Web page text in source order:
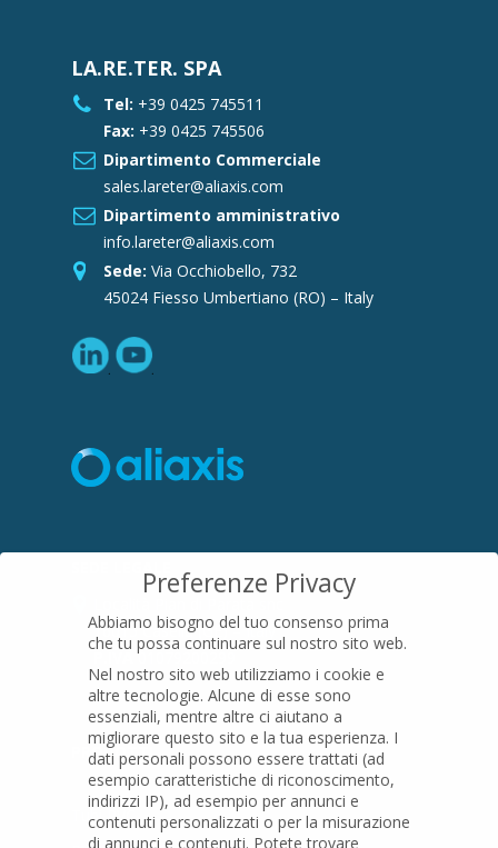
LA.RE.TER. SPA
Tel: +39 0425 745511
Fax: +39 0425 745506
Dipartimento Commerciale
sales.lareter@aliaxis.com
Dipartimento amministrativo
info.lareter@aliaxis.com
Sede: Via Occhiobello, 732
45024 Fiesso Umbertiano (RO) – Italy
16015 Casella (GE) – Italy
01079200299
PRODOTTI
Tubi PVC
Preferenze Privacy
Abbiamo bisogno del tuo consenso prima
che tu possa continuare sul nostro sito web.
Nel nostro sito web utilizziamo i cookie e
altre tecnologie. Alcune di esse sono
essenziali, mentre altre ci aiutano a
migliorare questo sito e la tua esperienza. I
dati personali possono essere trattati (ad
esempio caratteristiche di riconoscimento,
indirizzi IP), ad esempio per annunci e
contenuti personalizzati o per la misurazione
di annunci e contenuti. Potete trovare